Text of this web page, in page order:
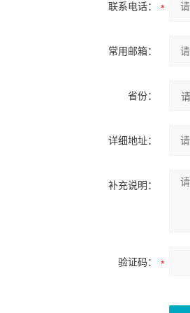
联系电话：
常用邮箱：
省份：
详细地址：
补充说明：
验证码：